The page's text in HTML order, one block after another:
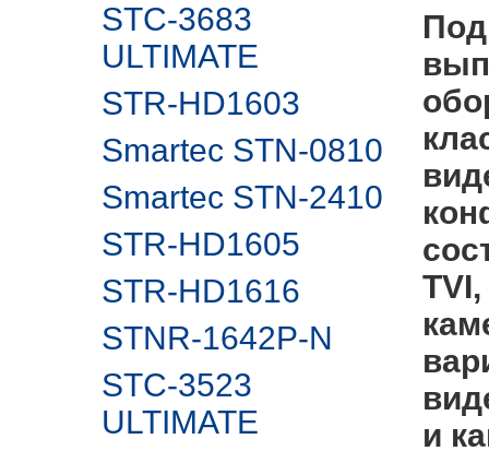
STC-3683
ULTIMATE
STR-HD1603
Smartec STN-0810
Smartec STN-2410
STR-HD1605
STR-HD1616
STNR-1642P-N
STC-3523
ULTIMATE
и